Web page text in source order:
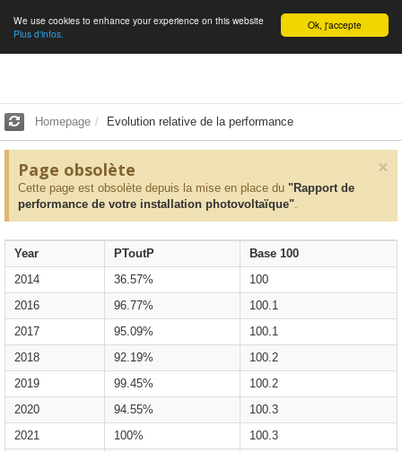
English Ok, j'accepte
We use cookies to enhance your experience on this website
Plus d'infos.
Homepage Evolution relative de la performance
×
Page obsolète
Cette page est obsolète depuis la mise en place du "Rapport de
performance de votre installation photovoltaïque".
Year PToutP
Base 100
2014
36.57%
100
2016
96.77%
100.1
2017
95.09%
100.1
2018
92.19%
100.2
2019
99.45%
100.2
2020
94.55%
100.3
2021
100%
100.3